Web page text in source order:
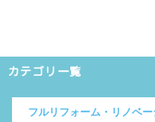
カテゴリ一覧
フルリフォーム・リノベ